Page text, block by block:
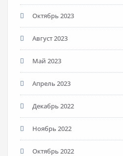
Октябрь 2023
Август 2023
Май 2023
Апрель 2023
Декабрь 2022
Ноябрь 2022
Октябрь 2022